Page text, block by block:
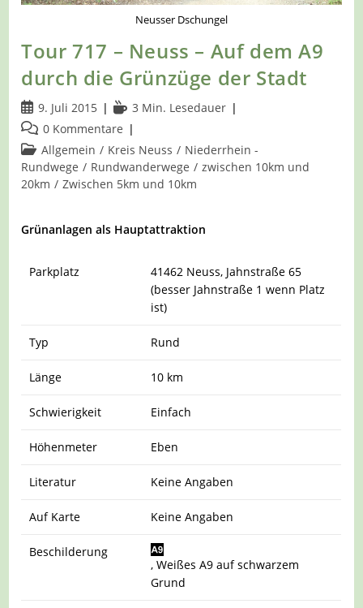
Neusser Dschungel
Tour 717 – Neuss – Auf dem A9
durch die Grünzüge der Stadt
Beitrag
veröffentlicht:
9. Juli 2015 Lesedauer:
3 Min. Lesedauer
Beitrags-
Kommentare:
0 Kommentare
Beitrags-
Kategorie:
Allgemein / Kreis Neuss / Niederrhein -
Rundwege / Rundwanderwege / zwischen 10km und
20km / Zwischen 5km und 10km
Grünanlagen als Hauptattraktion
Parkplatz
41462 Neuss, Jahnstraße 65
(besser Jahnstraße 1 wenn Platz
ist)
Typ Rund
Länge 10 km
Schwierigkeit Einfach
Höhenmeter Eben
Literatur Keine Angaben
Auf Karte Keine Angaben
Beschilderung
, Weißes A9 auf schwarzem
Grund